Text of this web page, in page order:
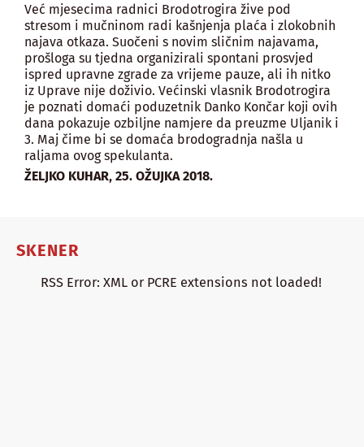
Već mjesecima radnici Brodotrogira žive pod
stresom i mučninom radi kašnjenja plaća i zlokobnih
najava otkaza. Suočeni s novim sličnim najavama,
prošloga su tjedna organizirali spontani prosvjed
ispred upravne zgrade za vrijeme pauze, ali ih nitko
iz Uprave nije doživio. Većinski vlasnik Brodotrogira
je poznati domaći poduzetnik Danko Končar koji ovih
dana pokazuje ozbiljne namjere da preuzme Uljanik i
3. Maj čime bi se domaća brodogradnja našla u
raljama ovog spekulanta.
ŽELJKO KUHAR, 25. OŽUJKA 2018.
SKENER
RSS Error: XML or PCRE extensions not loaded!